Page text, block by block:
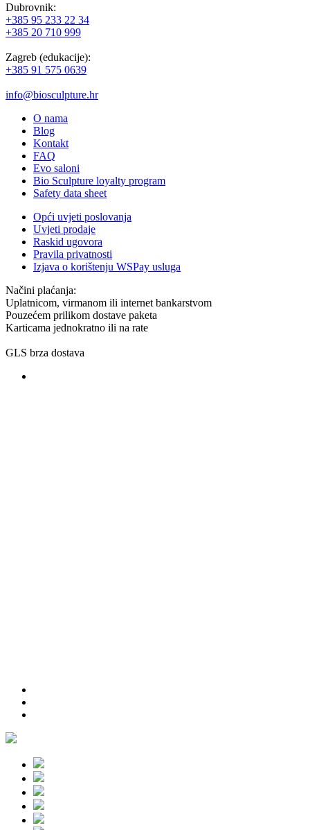
Dubrovnik:
+385 95 233 22 34
+385 20 710 999
Zagreb (edukacije):
+385 91 575 0639
info@biosculpture.hr
O nama
Blog
Kontakt
FAQ
Evo saloni
Bio Sculpture loyalty program
Safety data sheet
Opći uvjeti poslovanja
Uvjeti prodaje
Raskid ugovora
Pravila privatnosti
Izjava o korištenju WSPay usluga
Načini plaćanja:
Uplatnicom, virmanom ili internet bankarstvom
Pouzećem prilikom dostave paketa
Karticama jednokratno ili na rate
GLS brza dostava